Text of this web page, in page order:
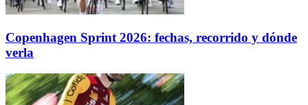
Copenhagen Sprint 2026: fechas, recorrido y dónde
verla